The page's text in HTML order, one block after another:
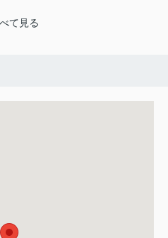
て見る